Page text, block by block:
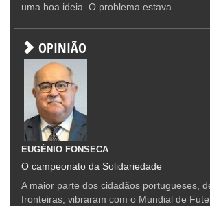
uma boa ideia. O problema estava —...
OPINIÃO
EUGÉNIO FONSECA
O campeonato da Solidariedade
A maior parte dos cidadãos portugueses,
fronteiras, vibraram com o Mundial de